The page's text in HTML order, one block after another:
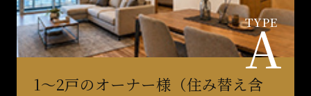
1〜2戸のオーナー様（住み替え含
TYPE
A